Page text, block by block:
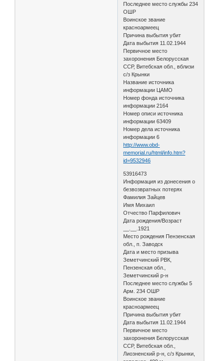
Последнее место службы 234
ОШР
Воинское звание
красноармеец
Причина выбытия убит
Дата выбытия 11.02.1944
Первичное место
захоронения Белорусская
ССР, Витебская обл., вблизи
с/з Крынки
Название источника
информации ЦАМО
Номер фонда источника
информации 2164
Номер описи источника
информации 63409
Номер дела источника
информации 6
http://www.obd-
memorial.ru/html/info.htm?
id=9532946
53916473
Информация из донесения о
безвозвратных потерях
Фамилия Зайцев
Имя Михаил
Отчество Парфилович
Дата рождения/Возраст
__.__.1921
Место рождения Пензенская
обл., п. Заводск
Дата и место призыва
Земетчинский РВК,
Пензенская обл.,
Земетчинский р-н
Последнее место службы 5
Арм. 234 ОШР
Воинское звание
красноармеец
Причина выбытия убит
Дата выбытия 11.02.1944
Первичное место
захоронения Белорусская
ССР, Витебская обл.,
Лиозненский р-н, с/з Крынки,